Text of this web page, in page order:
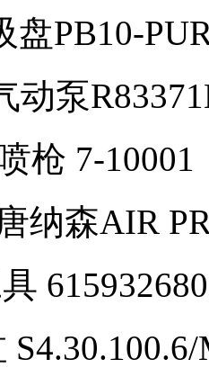
盘PB10-
动泵
枪 7-10001
纳森AIR